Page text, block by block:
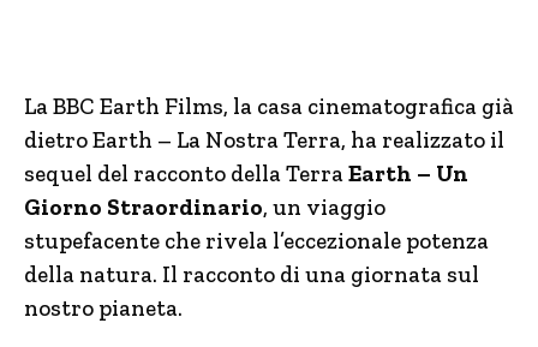
La BBC Earth Films, la casa cinematografica già
dietro Earth – La Nostra Terra, ha realizzato il
sequel del racconto della Terra Earth – Un
Giorno Straordinario, un viaggio
stupefacente che rivela l’eccezionale potenza
della natura. Il racconto di una giornata sul
nostro pianeta.